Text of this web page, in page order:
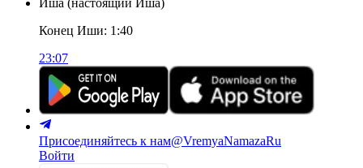
Иша (настоящий Иша)
Конец Иши: 1:40
23:07
Присоединяйтесь к нам@VremyaNamazaRu
Войти